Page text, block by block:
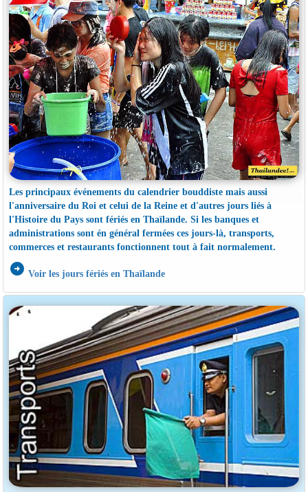
Les principaux événements du calendrier bouddiste mais aussi
l'anniversaire du Roi et celui de la Reine et d'autres jours liés à
l'Histoire du Pays sont fériés en Thaïlande. Si les banques et
administrations sont én général fermées ces jours-là, transports,
commerces et restaurants fonctionnent tout à fait normalement.
arrow_circle_right Voir les jours fériés en Thaïlande